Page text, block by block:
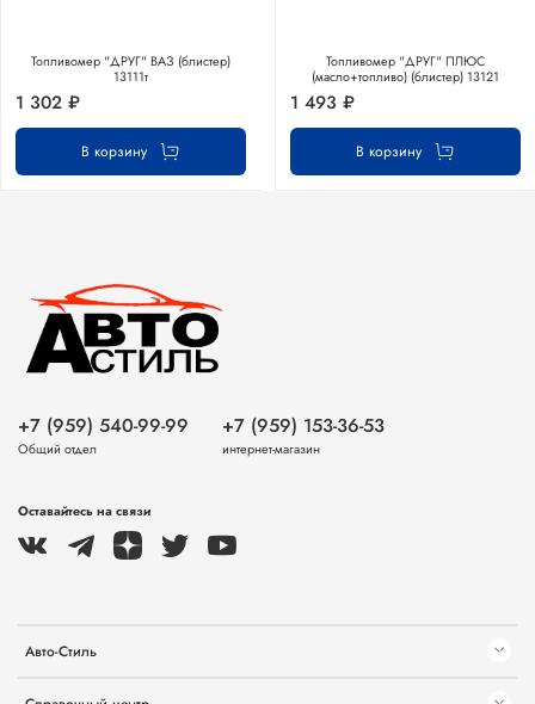
Топливомер "ДРУГ" ВАЗ (блистер)
13111т
1 302 ₽
В корзину
Топливомер "ДРУГ" ПЛЮС
(масло+топливо) (блистер) 13121
1 493 ₽
В корзину
Авто-Стиль
+7 (959) 540-99-99
Общий отдел
+7 (959) 153-36-53
интернет-магазин
Оставайтесь на связи